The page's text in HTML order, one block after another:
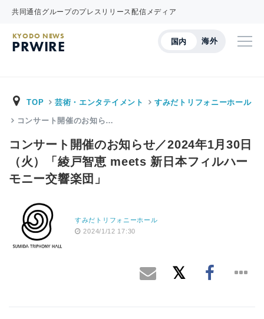
共同通信グループのプレスリリース配信メディア
国内 海外
KYODO NEWS
PRWIRE
TOP 芸術・エンタテイメント すみだトリフォニーホール
コンサート開催のお知ら…
コンサート開催のお知らせ／2024年1月30日
（火）「綾戸智恵 meets 新日本フィルハー
モニー交響楽団」
すみだトリフォニーホール
2024/1/12 17:30